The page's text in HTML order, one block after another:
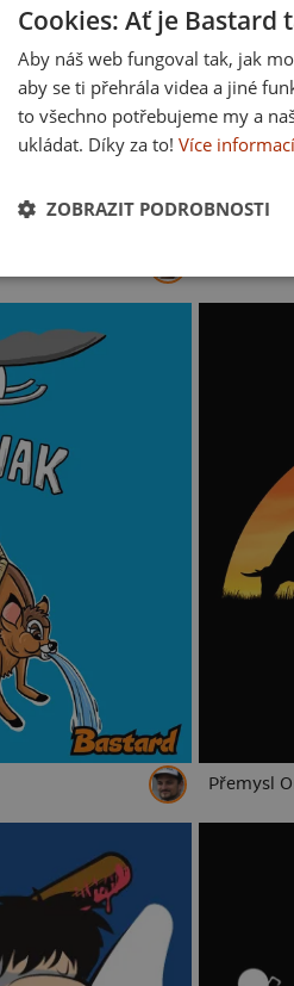
Přemysl
Cookies: Ať je Bastard
Aby náš web fungoval tak, jak
aby se ti přehrála videa a jiné
to všechno potřebujeme my a
ukládat. Díky za to! Více informací
ZOBRAZIT PODROBNOSTI